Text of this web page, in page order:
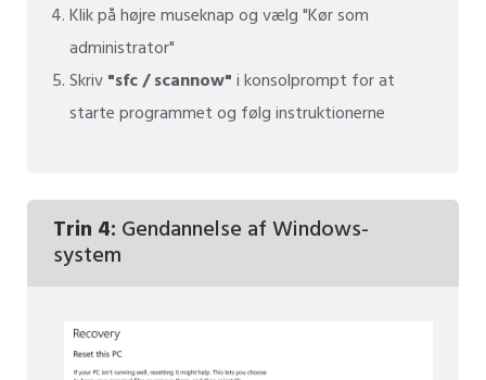
Klik på højre museknap og vælg "Kør som
administrator"
Skriv"sfc / scannow"i konsolprompt for at
starte programmet og følg instruktionerne
Trin 4: Gendannelse af Windows-
system